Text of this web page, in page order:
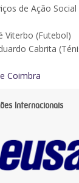
de Ação
Viterbo (Futebol)
Cabrita
Coimbra
Internacionais